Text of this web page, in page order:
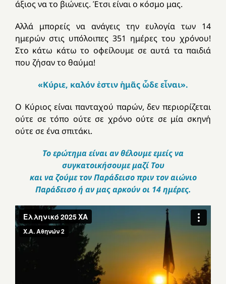
άξιος να το βιώνεις. Έτσι είναι ο κόσμο μας.
Αλλά μπορείς να ανάγεις την ευλογία των 14
ημερών στις υπόλοιπες 351 ημέρες του χρόνου!
Στο κάτω κάτω το οφείλουμε σε αυτά τα παιδιά
που ζήσαν το θαύμα!
«Κύριε, καλόν ἐστιν ἡμᾶς ὧδε εἶναι».
Ο Κύριος είναι πανταχού παρών, δεν περιορίζεται
ούτε σε τόπο ούτε σε χρόνοούτε σε μία σκηνή
ούτε σε ένα σπιτάκι.
Το ερώτημα είναι αν θέλουμε εμείς να
συγκατοικήσουμε μαζί Του
και να ζούμε τον Παράδεισο πριν τον αιώνιο
Παράδεισο ή αν μας αρκούν οι 14 ημέρες.